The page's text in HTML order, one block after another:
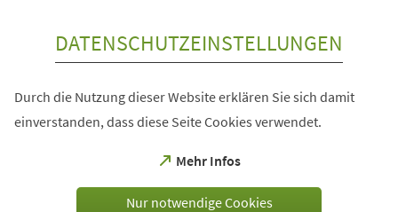
DATENSCHUTZEINSTELLUNGEN
Durch die Nutzung dieser Website erklären Sie sich damit
einverstanden, dass diese Seite Cookies verwendet.
Mehr Infos
(Öffnet
einem
Nur notwendige Cookies